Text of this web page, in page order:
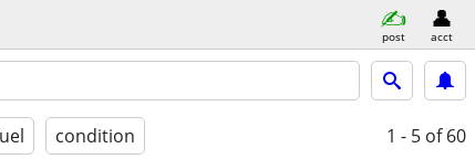
post acct
condition 1 - 5 of 60